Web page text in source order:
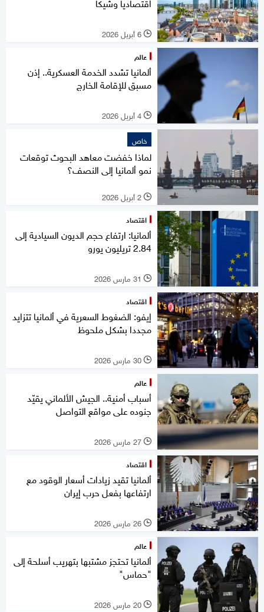
l 6 أبريل 2026
عالم
ألمانيا تشدد الخدمة العسكرية.. إذن
مسبق للإقامة الخارج
l 4 أبريل 2026
خاص
لماذا خفضت معاهد البحوث توقعات
نمو ألمانيا إلى النصف؟
l 2 أبريل 2026
اقتصاد
ألمانيا: ارتفاع حجم الديون السيادية إلى
2.84 تريليون يورو
l 31 مارس 2026
اقتصاد
إيفو: الضغوط السعرية في ألمانيا تتزايد
مجددا بشكل ملحوظ
l 30 مارس 2026
عالم
أسباب أمنية.. الجيش الألماني يقيّد
جنوده على مواقع التواصل
l 27 مارس 2026
اقتصاد
ألمانيا تقيد زيادات أسعار الوقود مع
ارتفاعها بفعل حرب إيران
l 26 مارس 2026
عالم
ألمانيا تحتجز مشتبها بتهريب أسلحة إلى
"حماس"
l 20 مارس 2026